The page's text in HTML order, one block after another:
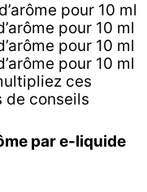
pour 10 ml
pour 10 ml
pour 10 ml
pour 10 ml
ces
de conseils
par e-liquide